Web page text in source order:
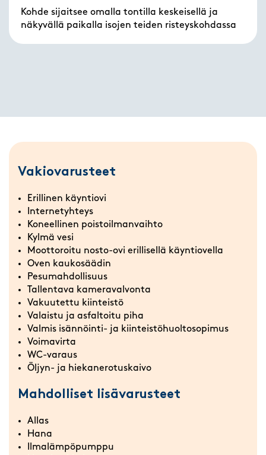
Kohde sijaitsee omalla tontilla keskeisellä ja
näkyvällä paikalla isojen teiden risteyskohdassa
Vakiovarusteet
Erillinen käyntiovi
Internetyhteys
Koneellinen poistoilmanvaihto
Kylmä vesi
Moottoroitu nosto-ovi erillisellä käyntiovella
Oven kaukosäädin
Pesumahdollisuus
Tallentava kameravalvonta
Vakuutettu kiinteistö
Valaistu ja asfaltoitu piha
Valmis isännöinti- ja kiinteistöhuoltosopimus
Voimavirta
WC-varaus
Öljyn- ja hiekanerotuskaivo
Mahdolliset lisävarusteet
Allas
Hana
Ilmalämpöpumppu